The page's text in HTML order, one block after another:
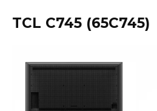
TCL C745 (65C745)